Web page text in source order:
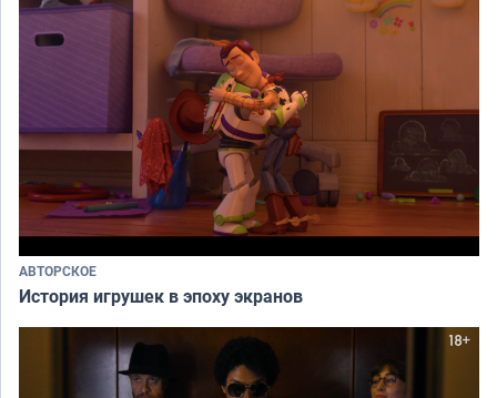
АВТОРСКОЕ
История игрушек в эпоху экранов